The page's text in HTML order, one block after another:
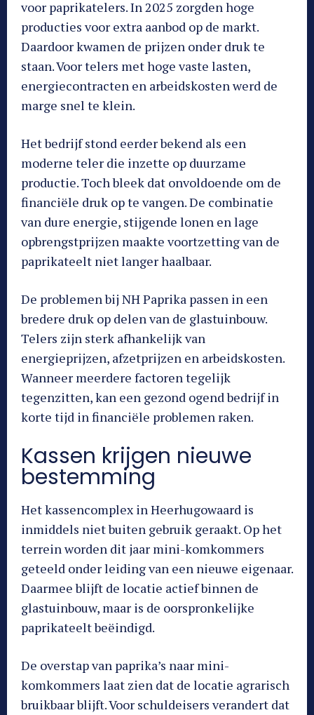
voor paprikatelers. In 2025 zorgden hoge
producties voor extra aanbod op de markt.
Daardoor kwamen de prijzen onder druk te
staan. Voor telers met hoge vaste lasten,
energiecontracten en arbeidskosten werd de
marge snel te klein.
Het bedrijf stond eerder bekend als een
moderne teler die inzette op duurzame
productie. Toch bleek dat onvoldoende om de
financiële druk op te vangen. De combinatie
van dure energie, stijgende lonen en lage
opbrengstprijzen maakte voortzetting van de
paprikateelt niet langer haalbaar.
De problemen bij NH Paprika passen in een
bredere druk op delen van de glastuinbouw.
Telers zijn sterk afhankelijk van
energieprijzen, afzetprijzen en arbeidskosten.
Wanneer meerdere factoren tegelijk
tegenzitten, kan een gezond ogend bedrijf in
korte tijd in financiële problemen raken.
Kassen krijgen nieuwe
bestemming
Het kassencomplex in Heerhugowaard is
inmiddels niet buiten gebruik geraakt. Op het
terrein worden dit jaar mini-komkommers
geteeld onder leiding van een nieuwe eigenaar.
Daarmee blijft de locatie actief binnen de
glastuinbouw, maar is de oorspronkelijke
paprikateelt beëindigd.
De overstap van paprika’s naar mini-
komkommers laat zien dat de locatie agrarisch
bruikbaar blijft. Voor schuldeisers verandert dat